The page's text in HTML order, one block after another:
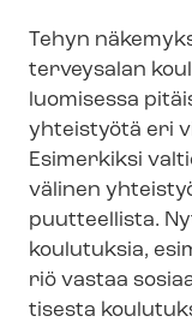
Tehyn
terveysalan
luomisessa
yhteistyötä eri
Esimerkiksi
välinen
puutteellista.
koulutuksia,
riö vastaa
ti­ses­ta